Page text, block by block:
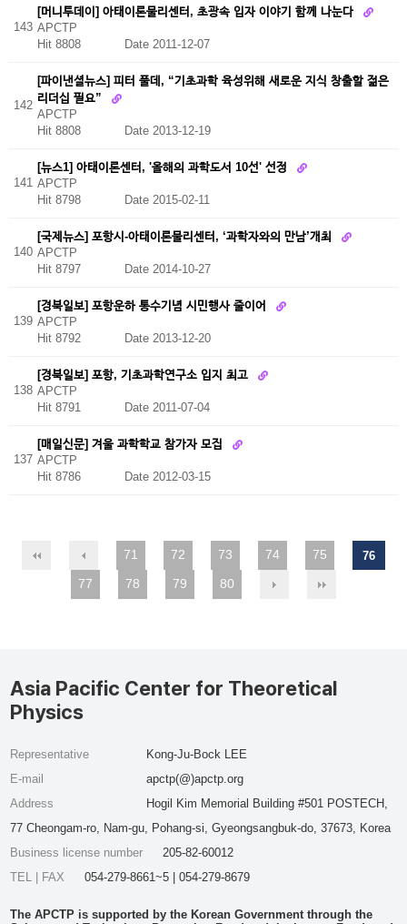
143
[머니투데이] 아태이론물리센터, 초광속 입자 이야기 함께 나눈다
APCTP
Hit 8808
Date 2011-12-07
142
[파이낸셜뉴스] 피터 풀데, “기초과학 육성위해 새로운 지식 창출할 젊은
리더십 필요”
APCTP
Hit 8808 Date 2013-12-19
141
[뉴스1] 아태이론센터, '올해의 과학도서 10선' 선정
APCTP
Hit 8798
Date 2015-02-11
140
[국제뉴스] 포항시-아태이론물리센터, ‘과학자와의 만남’개최
APCTP
Hit 8797
Date 2014-10-27
139
[경북일보] 포항운하 통수기념 시민행사 줄이어
APCTP
Hit 8792
Date 2013-12-20
138
[경북일보] 포항, 기초과학연구소 입지 최고
APCTP
Hit 8791
Date 2011-07-04
137
[매일신문] 겨울 과학학교 참가자 모집
APCTP
Hit 8786
Date 2012-03-15
71 72 73 74 75 76
77 78 79 80
Asia Pacific Center for Theoretical
Physics
Representative
Kong-Ju-Bock LEE
E-mail
apctp(@)apctp.org
Address
Hogil Kim Memorial Building #501 POSTECH,
77 Cheongam-ro, Nam-gu, Pohang-si, Gyeongsangbuk-do, 37673, Korea
Business license number
205-82-60012
TEL | FAX
054-279-8661~5 | 054-279-8679
The APCTP is supported by the Korean Government through the